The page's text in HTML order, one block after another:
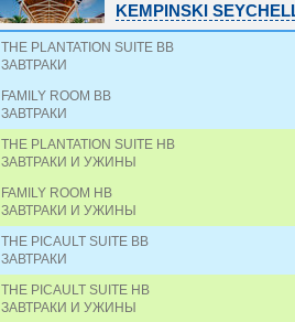
KEMPINSKI
THE PLANTATION SUITE BB
ЗАВТРАКИ
FAMILY ROOM BB
ЗАВТРАКИ
THE PLANTATION SUITE HB
ЗАВТРАКИ И УЖИНЫ
FAMILY ROOM HB
ЗАВТРАКИ И УЖИНЫ
THE PICAULT SUITE BB
ЗАВТРАКИ
THE PICAULT SUITE HB
ЗАВТРАКИ И УЖИНЫ